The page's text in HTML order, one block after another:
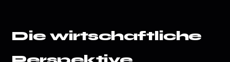
Die wirtschaftliche